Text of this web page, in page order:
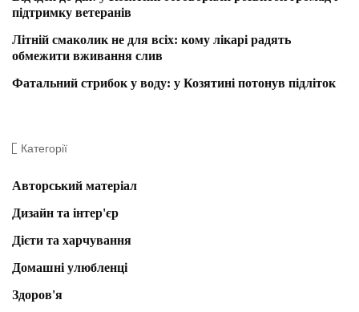
підтримку ветеранів
Літній смаколик не для всіх: кому лікарі радять
обмежити вживання слив
Фатальний стрибок у воду: у Козятині потонув підліток
Категорії
Авторський матеріал
Дизайн та інтер'єр
Дієти та харчування
Домашні улюбленці
Здоров'я